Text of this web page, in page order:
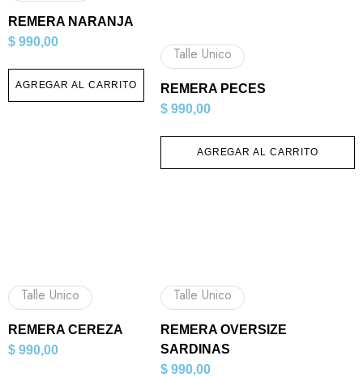
REMERA NARANJA
$ 990,00
AGREGAR AL CARRITO
Talle Unico
REMERA PECES
$ 990,00
AGREGAR AL CARRITO
Talle Unico
REMERA CEREZA
$ 990,00
Talle Unico
REMERA OVERSIZE
SARDINAS
$ 990,00